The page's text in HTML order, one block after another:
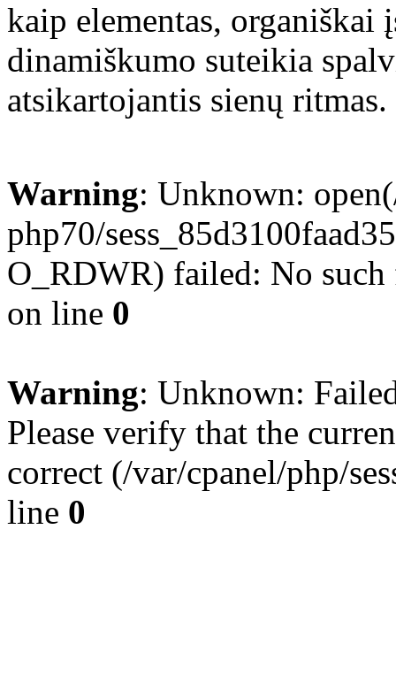
kaip elementas,
dinamiškumo suteikia
atsikartojantis sienų ritmas.
Warning: Unknown:
php70/
O_RDWR) failed: No
on line 0
Warning: Unknown:
Please verify that the
correct (/var/cpanel/php/
line 0